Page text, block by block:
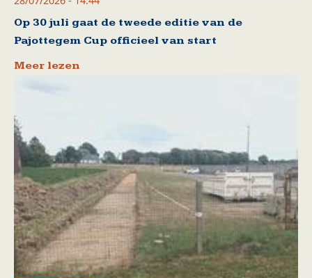
Op 30 juli gaat de tweede editie van de
Pajottegem Cup officieel van start
Meer lezen